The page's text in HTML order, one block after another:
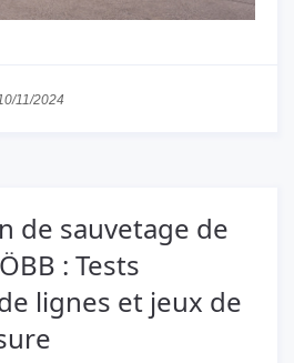
11/2024
de sauvetage de
: Tests
lignes et jeux de